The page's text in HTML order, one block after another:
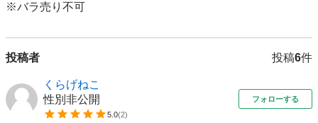
※バラ売り不可
投稿者 投稿6件
くらげねこ
性別非公開
5.0(2)
フォローする